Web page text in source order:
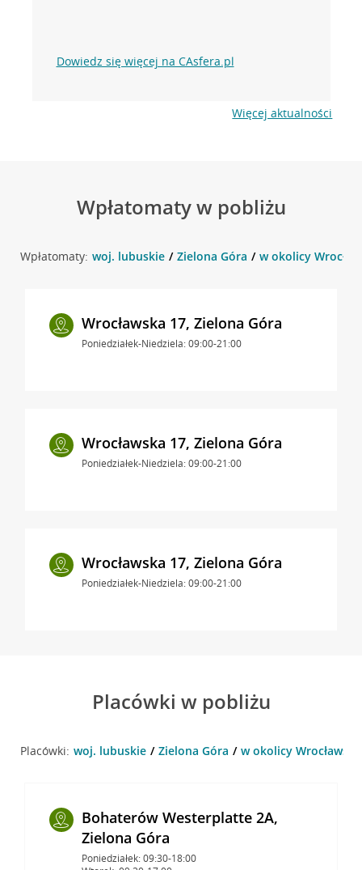
Dowiedz się więcej na CAsfera.pl
Więcej aktualności
Wpłatomaty w pobliżu
Wpłatomaty: woj. lubuskie Zielona Góra w okolicy
Wrocławska 17, Zielona Góra
Poniedziałek-Niedziela: 09:00-21:00
Wrocławska 17, Zielona Góra
Poniedziałek-Niedziela: 09:00-21:00
Wrocławska 17, Zielona Góra
Poniedziałek-Niedziela: 09:00-21:00
Placówki w pobliżu
Placówki: woj. lubuskie Zielona Góra w okolicy
Bohaterów Westerplatte 2A,
Zielona Góra
Poniedziałek: 09:30-18:00